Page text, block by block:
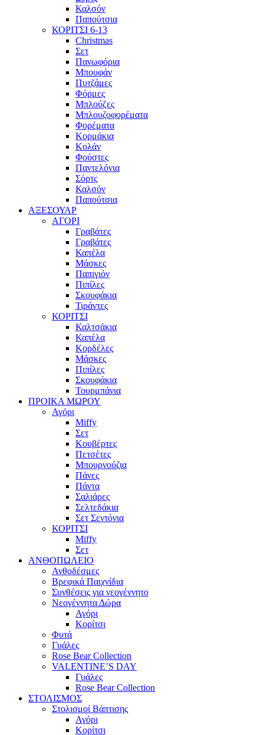
Καλσόν
Παπούτσια
ΚΟΡΙΤΣΙ 6-13
Christmas
Σετ
Πανωφόρια
Μπουφάν
Πυτζάμες
Φόρμες
Μπλούζες
Μπλουζοφορέματα
Φορέματα
Κορμάκια
Κολάν
Φούστες
Παντελόνια
Σόρτς
Καλσόν
Παπούτσια
ΑΞΕΣΟΥΑΡ
ΑΓΟΡΙ
Γραβάτες
Γραβάτες
Καπέλα
Μάσκες
Παπιγιόν
Πιπίλες
Σκουφάκια
Τιράντες
ΚΟΡΙΤΣΙ
Καλτσάκια
Καπέλα
Κορδέλες
Μάσκες
Πιπίλες
Σκουφάκια
Τουρμπάνια
ΠΡΟΙΚΑ ΜΩΡΟΥ
Αγόρι
Miffy
Σετ
Κουβέρτες
Πετσέτες
Μπουρνούζια
Πάνες
Πάντα
Σαλιάρες
Σελτεδάκια
Σετ Σεντόνια
ΚΟΡΙΤΣΙ
Miffy
Σετ
ΑΝΘΟΠΩΛΕΙΟ
Ανθοδέσμες
Βρεφικά Παιχνίδια
Συνθέσεις για νεογέννητο
Νεογέννητα Δώρα
Αγόρι
Κορίτσι
Φυτά
Γυάλες
Rose Bear Collection
VALENTINE’S DAY
Γυάλες
Rose Bear Collection
ΣΤΟΛΙΣΜΟΣ
Στολισμοί Βάπτισης
Αγόρι
Κορίτσι